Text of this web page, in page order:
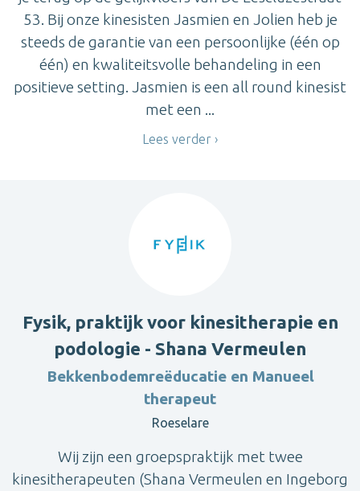
53. Bij onze kinesisten Jasmien en Jolien heb je
steeds de garantie van een persoonlijke (één op
één) en kwaliteitsvolle behandeling in een
positieve setting. Jasmien is een all round kinesist
met een ...
Lees verder
Fysik, praktijk voor kinesitherapie en
podologie - Shana Vermeulen
Bekkenbodemreëducatie en Manueel
therapeut
Roeselare
Wij zijn een groepspraktijk met twee
kinesitherapeuten (Shana Vermeulen en Ingeborg